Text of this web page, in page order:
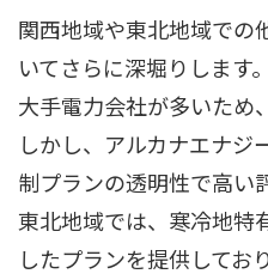
関西地域や東北地域での
いてさらに深堀りします
大手電力会社が多いため
しかし、アルカナエナジ
制プランの透明性で高い
東北地域では、寒冷地特
したプランを提供してお